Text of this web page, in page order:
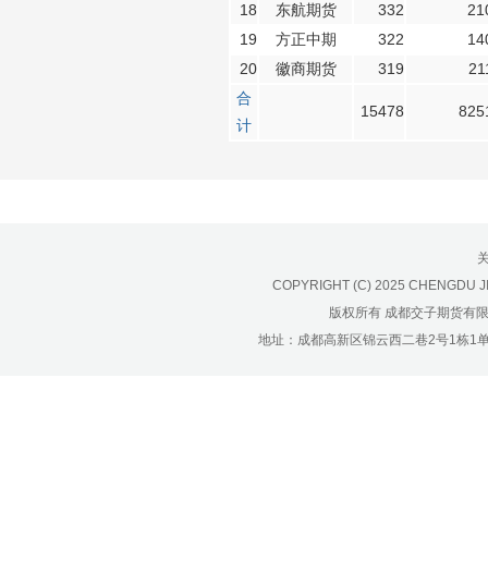
18
东航期货 332
19
方正中期 322
20
徽商期货 319
合
计
15478
COPYRIGHT (C) 2025 CHENGDU
版权所有 成都交子期货有
地址：成都高新区锦云西二巷2号1栋1